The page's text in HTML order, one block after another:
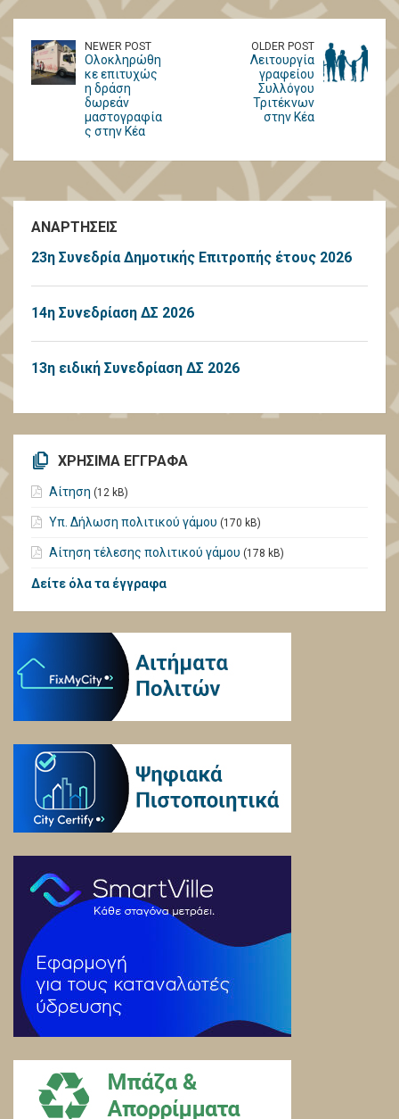
NEWER POST
Ολοκληρώθη
κε επιτυχώς
η δράση
δωρεάν
μαστογραφία
ς στην Κέα
OLDER POST
Λειτουργία
γραφείου
Συλλόγου
Τριτέκνων
στην Κέα
ΑΝΑΡΤΗΣΕΙΣ
23η Συνεδρία Δημοτικής Επιτροπής έτους 2026
14η Συνεδρίαση ΔΣ 2026
13η ειδική Συνεδρίαση ΔΣ 2026
ΧΡΗΣΙΜΑ ΕΓΓΡΑΦΑ
Αίτηση (12 kB)
Υπ. Δήλωση πολιτικού γάμου (170 kB)
Αίτηση τέλεσης πολιτικού γάμου (178 kB)
Δείτε όλα τα έγγραφα